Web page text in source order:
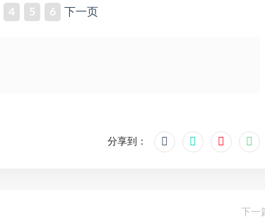
4 5 6 下一页
分享到：
下一